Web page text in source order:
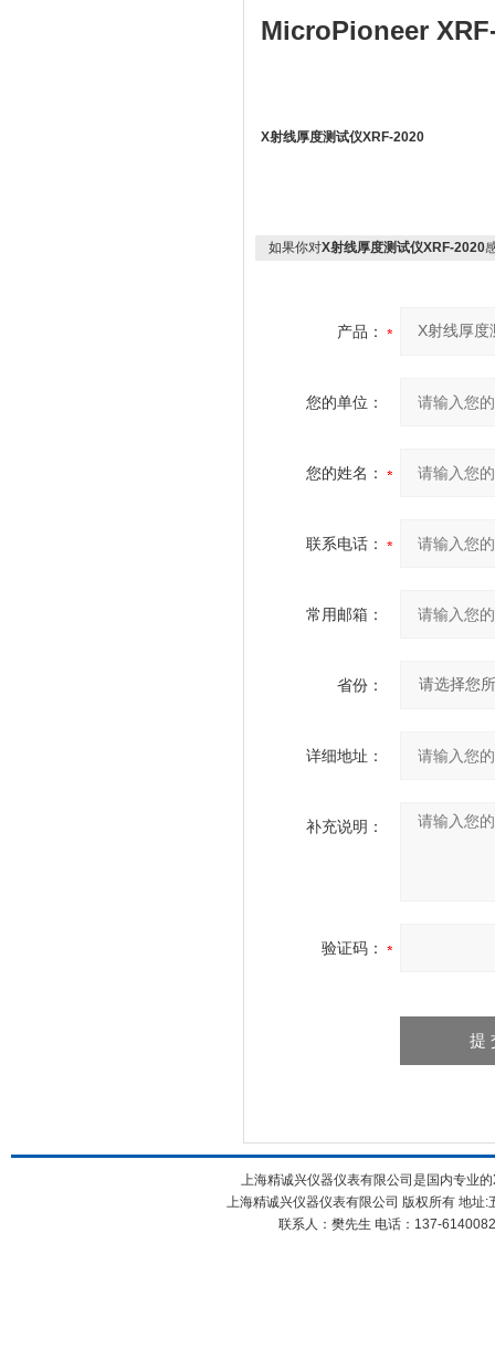
MicroPioneer
X射线厚度测试仪XRF-2020
如果你对X射线厚度测试仪XRF-2020
产品：
您的单位：
您的姓名：
联系电话：
常用邮箱：
省份：
详细地址：
补充说明：
验证码：
上海精诚兴仪器仪表有限公司是国内专业
上海精诚兴仪器仪表有限公司 版权所有 地
联系人：樊先生 电话：137-